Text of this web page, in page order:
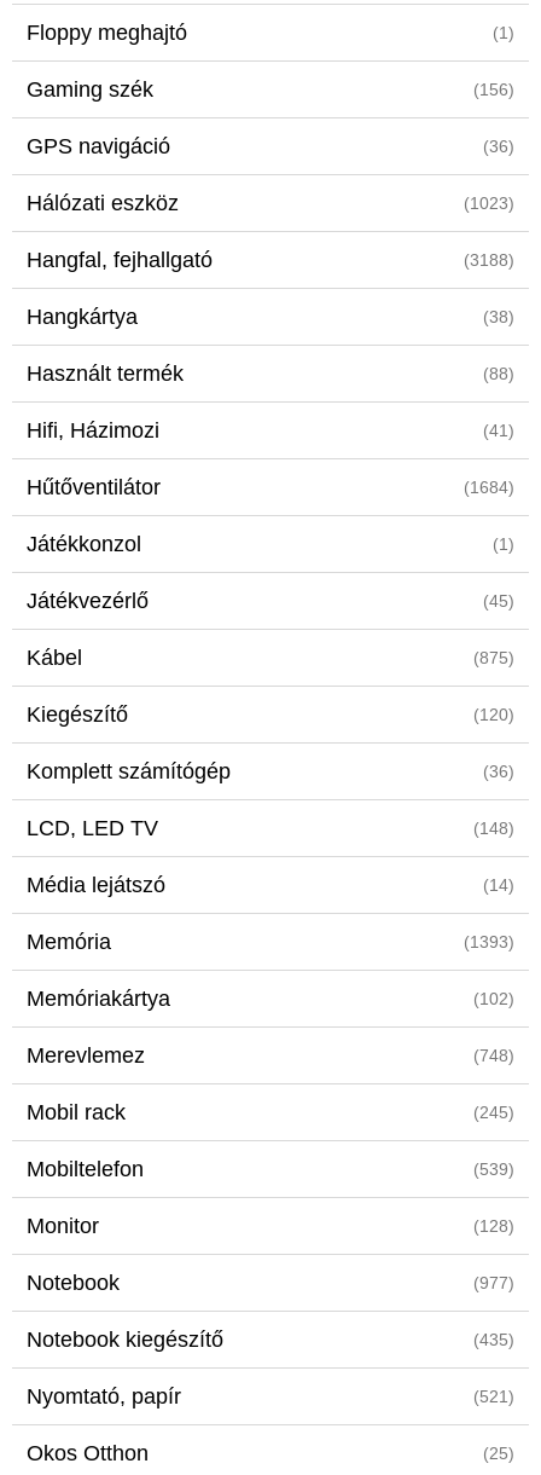
Floppy meghajtó (1)
Gaming szék (156)
GPS navigáció (36)
Hálózati eszköz (1023)
Hangfal, fejhallgató (3188)
Hangkártya (38)
Használt termék (88)
Hifi, Házimozi (41)
Hűtőventilátor (1684)
Játékkonzol (1)
Játékvezérlő (45)
Kábel (875)
Kiegészítő (120)
Komplett számítógép (36)
LCD, LED TV (148)
Média lejátszó (14)
Memória (1393)
Memóriakártya (102)
Merevlemez (748)
Mobil rack (245)
Mobiltelefon (539)
Monitor (128)
Notebook (977)
Notebook kiegészítő (435)
Nyomtató, papír (521)
Okos Otthon (25)